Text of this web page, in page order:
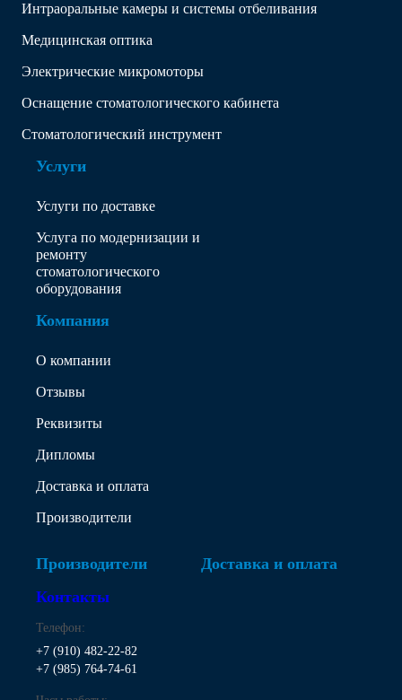
Интраоральные камеры и системы отбеливания
Медицинская оптика
Электрические микромоторы
Оснащение стоматологического кабинета
Стоматологический инструмент
Услуги
Услуги по доставке
Услуга по модернизации и
ремонту
стоматологического
оборудования
Компания
О компании
Отзывы
Реквизиты
Дипломы
Доставка и оплата
Производители
Производители
Доставка и оплата
Контакты
Телефон:
+7 (910) 482-22-82
+7 (985) 764-74-61